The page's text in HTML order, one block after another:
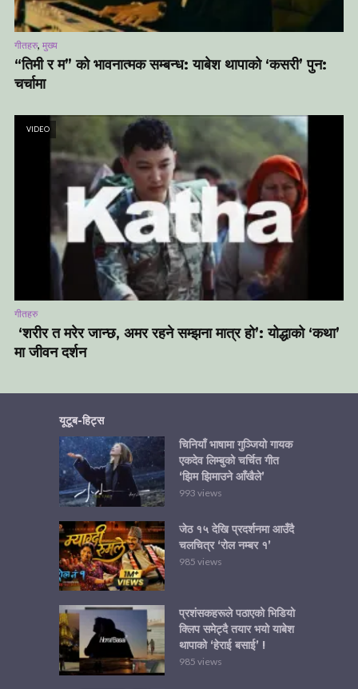
गीतहरु, मुख्य
“तिमी र म” को भावनात्मक सम्बन्ध: याबेश थापाको ‘कसरी’ पुन:
चर्चामा
VIDEO
गीतहरु
‘शरीर त मरेर जान्छ, अमर रहने सम्झना मात्र हो’: योद्धाको ‘कथा’
मा जीवन दर्शन
यूटूब-हिट्स
चिनियाँ भाषामा गुञ्जियो गायक
एकदेव लिम्बुको चर्चित गीत
‘झिम झिमाउने आँखैले’
993 views
जेठ १५ देखि प्रदर्शनमा आउँदै
चलचित्र ‘रोल नम्बर १’
985 views
प्रशंसकहरूले पठाएको भिडियो
क्लिप समेट्दै तयार भयो याबेश
थापाको ‘हेराई बसाई’ !
985 views